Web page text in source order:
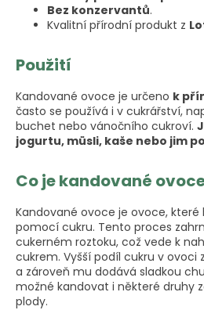
Bez konzervantů.
Kvalitní přírodní produkt z
Použití
Kandované ovoce je určeno k
často se používá i v cukrářství,
buchet nebo vánočního cukroví.
jogurtu, müsli, kaše nebo jim
Co je kandované
Kandované ovoce je ovoce, které
pomocí cukru. Tento proces
cukerném roztoku, což vede k
cukrem. Vyšší podíl cukru v ovoci
a zároveň mu dodává sladkou
možné kandovat i některé druhy
plody.